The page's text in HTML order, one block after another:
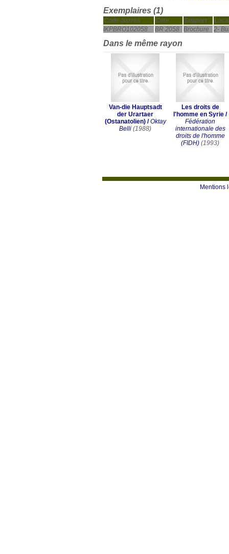
Exemplaires (1)
Code-barres Cote Support
IKPBRO102058
BR 2058 Brochure 2-
Dans le même rayon
Van-die Hauptsadt
der Urartaer
(Ostanatolien)/Oktay
Belli (1988)
Les droits de
l'homme en Syrie /
Fédération
internationale des
droits de l'homme
(FIDH) (1993)
Mentions